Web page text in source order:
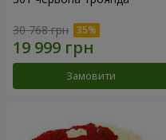
30 768 грн
Замовити